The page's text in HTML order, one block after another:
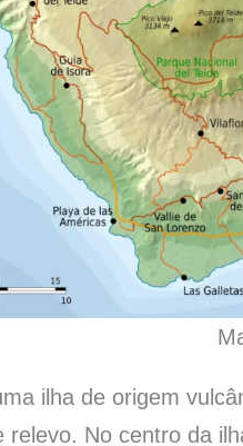
ilha de origem
relevo. No centro da